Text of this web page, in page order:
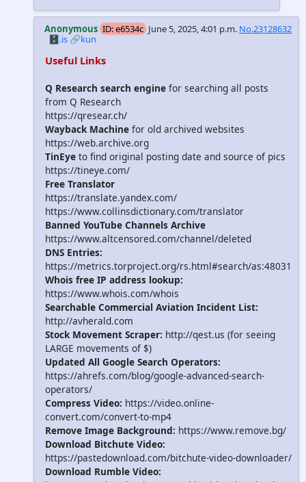
Anonymous ID: e6534c June 5, 2025, 4:01 p.m. No.23128632
🗄️.is 🔗kun
Useful Links
Q Research search engine for searching all posts
from Q Research
https://qresear.ch/
Wayback Machine for old archived websites
https://web.archive.org
TinEye to find original posting date and source of pics
https://tineye.com/
Free Translator
https://translate.yandex.com/
https://www.collinsdictionary.com/translator
Banned YouTube Channels Archive
https://www.altcensored.com/channel/deleted
DNS Entries:
https://metrics.torproject.org/rs.html#search/as:48031
Whois free IP address lookup:
https://www.whois.com/whois
Searchable Commercial Aviation Incident List:
http://avherald.com
Stock Movement Scraper: http://qest.us (for seeing
LARGE movements of $)
Updated All Google Search Operators:
https://ahrefs.com/blog/google-advanced-search-
operators/
Compress Video: https://video.online-
convert.com/convert-to-mp4
Remove Image Background: https://www.remove.bg/
Download Bitchute Video:
https://pastedownload.com/bitchute-video-downloader/
Download Rumble Video: